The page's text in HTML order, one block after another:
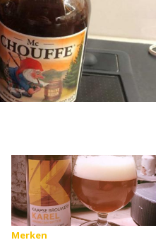
Merken